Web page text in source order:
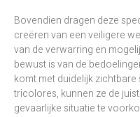
Bovendien dragen deze
creëren van een veiligere
van de verwarring en
bewust is van de
komt met duidelijk
tricolores, kunnen ze de
gevaarlijke situatie te